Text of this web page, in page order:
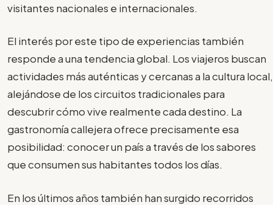
visitantes nacionales e internacionales.
El interés por este tipo de experiencias también
responde a una tendencia global. Los viajeros buscan
actividades más auténticas y cercanas a la cultura local,
alejándose de los circuitos tradicionales para
descubrir cómo vive realmente cada destino. La
gastronomía callejera ofrece precisamente esa
posibilidad: conocer un país a través de los sabores
que consumen sus habitantes todos los días.
En los últimos años también han surgido recorridos